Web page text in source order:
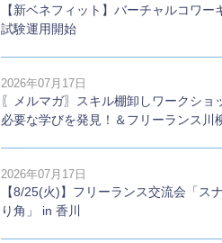
【新ベネフィット】バーチャルコワー
試験運用開始
2026年07月17日
〖メルマガ〗スキル棚卸しワークショ
必要な学びを発見！＆フリーランス川
2026年07月17日
【8/25(火)】フリーランス交流会「ス
り角」 in 香川